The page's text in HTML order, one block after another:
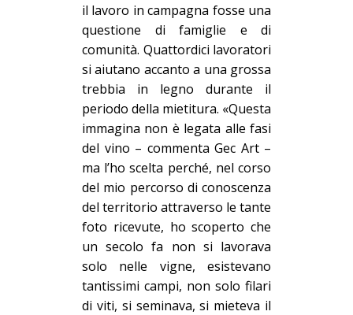
il lavoro in campagna fosse una
questione di famiglie e di
comunità. Quattordici lavoratori
si aiutano accanto a una grossa
trebbia in legno durante il
periodo della mietitura. «Questa
immagina non è legata alle fasi
del vino – commenta Gec Art –
ma l’ho scelta perché, nel corso
del mio percorso di conoscenza
del territorio attraverso le tante
foto ricevute, ho scoperto che
un secolo fa non si lavorava
solo nelle vigne, esistevano
tantissimi campi, non solo filari
di viti, si seminava, si mieteva il